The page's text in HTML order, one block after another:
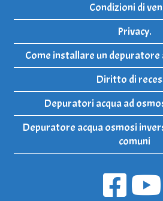
Condizioni di
Privacy.
Come installare un depuratore
Diritto di
Depuratori acqua ad
Depuratore acqua osmosi
comuni